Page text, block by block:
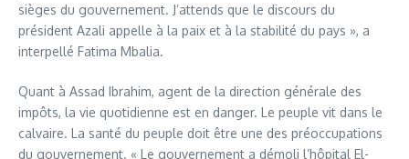
sièges du gouvernement. J’attends que le discours du
président Azali appelle à la paix et à la stabilité du pays », a
interpellé Fatima Mbalia.
Quant à Assad Ibrahim, agent de la direction générale des
impôts, la vie quotidienne est en danger. Le peuple vit dans le
calvaire. La santé du peuple doit être une des préoccupations
du gouvernement. « Le gouvernement a démoli l’hôpital El-